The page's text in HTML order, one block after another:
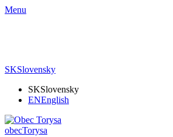
Menu
SKSlovensky
SKSlovensky
ENEnglish
obecTorysa